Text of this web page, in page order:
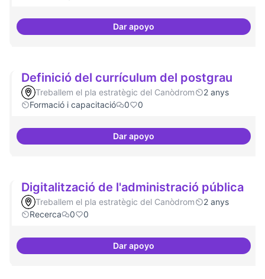
Dar apoyodecidim.canodrom
Definició del currículum del postgrau
Treballem el pla estratègic del Canòdrom
2 anys
Formació i capacitació
0 0
Dar apoyoDefinició del currículum del
Digitalització de l'administració pública
Treballem el pla estratègic del Canòdrom
2 anys
Recerca
0 0
Dar apoyoDigitalització de l'administració